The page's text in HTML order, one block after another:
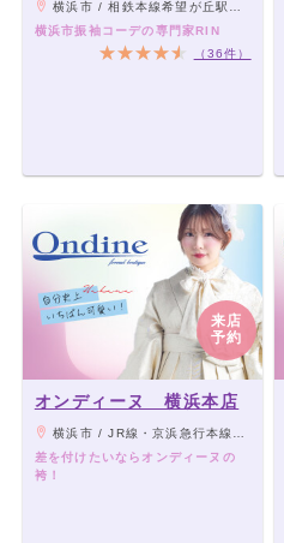
横浜市 / 相鉄本線希望が丘駅徒歩2分
横浜市振袖コーデの専門家RIN
（36件）
来店
予約
オンディーヌ 横浜本店
横浜市 / JR線・京浜急行本線「横浜駅」より徒歩3分、東急東横線・みなとみらい線「横浜駅」より徒歩5分
差を付けたいならオンディーヌの
袴！